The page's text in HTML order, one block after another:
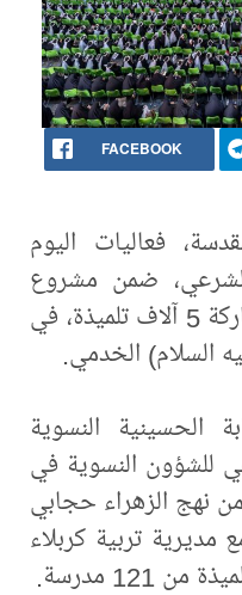
FACEBOOK
فعاليات اليوم
ضمن مشروع
الورود الفاطمية السابع، بمشاركة 5 آلاف تلميذة، في
السلام) الخدمي.
الحسينية النسوية
للشؤون النسوية في
نهج الزهراء حجابي
مديرية تربية كربلاء